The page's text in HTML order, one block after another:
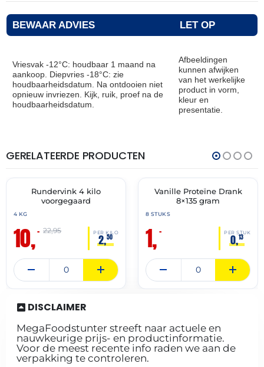
BEWAAR ADVIES LET OP
Vriesvak -12°C: houdbaar 1 maand na
aankoop. Diepvries -18°C: zie
houdbaarheidsdatum. Na ontdooien niet
opnieuw invriezen. Kijk, ruik, proef na de
houdbaarheidsdatum.
Afbeeldingen
kunnen afwijken
van het werkelijke
product in vorm,
kleur en
presentatie.
GERELATEERDE PRODUCTEN
🔥 OP=OP
THT:
12-
Rundervink 4 kilo
voorgegaard
4 KG
10,– PER KILO
2,50
22,95
🔥 OP=OP
Vanille Proteïne Drank
8×135 gram
8 STUKS
1,– PER STUK
0,13
DISCLAIMER
MegaFoodstunter streeft naar actuele en
nauwkeurige prijs- en productinformatie.
Voor de meest recente info raden we aan de
verpakking te controleren.